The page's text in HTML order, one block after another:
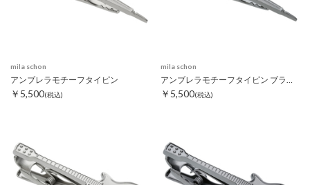
mila schon
アンブレラモチーフタイピン
￥5,500(税込)
mila schon
￥5,500(税込)